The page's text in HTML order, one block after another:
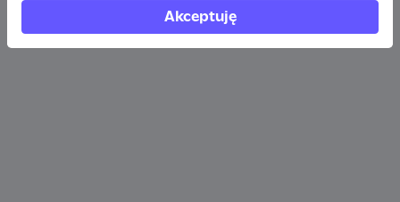
Zobacz więcej
Akceptuję